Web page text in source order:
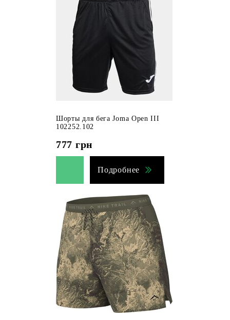
Шорты для бега Joma Open III
102252.102
777 грн
Подробнее